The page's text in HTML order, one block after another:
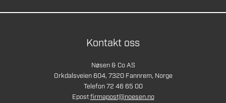
Kontakt oss
Nøsen & Co AS
Orkdalsveien 604, 7320 Fannrem, Norge
Telefon 72 46 65 00
Epostfirmapost@noesen.no